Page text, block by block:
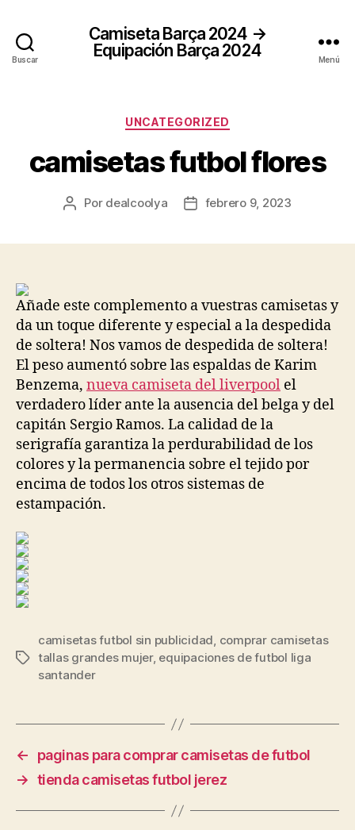
Buscar
Camiseta Barça 2024 →
Equipación Barça 2024
Menú
Categorías
UNCATEGORIZED
camisetas futbol flores
Autor
Por dealcoolya
Fechafebrero 9, 2023
Añade este complemento a vuestras camisetas y
da un toque diferente y especial a la despedida
de soltera! Nos vamos de despedida de soltera!
El peso aumentó sobre las espaldas de Karim
Benzema, nueva camiseta del liverpool el
verdadero líder ante la ausencia del belga y del
capitán Sergio Ramos. La calidad de la
serigrafía garantiza la perdurabilidad de los
colores y la permanencia sobre el tejido por
encima de todos los otros sistemas de
estampación.
Etiquetas
camisetas futbol sin publicidad, comprar camisetas
tallas grandes mujer, equipaciones de futbol liga
santander
←
paginas para comprar camisetas de futbol
→ tienda camisetas futbol jerez